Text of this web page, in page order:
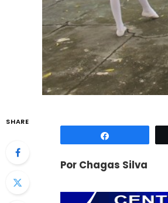
SHARE
Por Chagas Silva